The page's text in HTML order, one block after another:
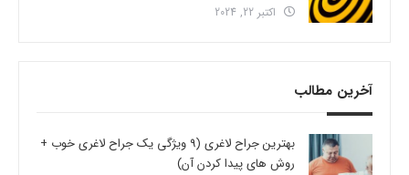
اکتبر 22, 2024
آخرین مطالب
بهترین جراح لاغری (9 ویژگی یک جراح لاغری خوب +
روش های پیدا کردن آن)